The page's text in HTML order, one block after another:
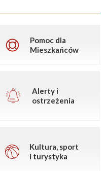
Pomoc dla
Mieszkańców
Alerty i
ostrzeżenia
Kultura, sport
i turystyka